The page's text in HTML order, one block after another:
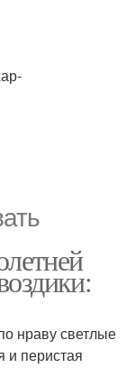
нраву светлые
и перистая